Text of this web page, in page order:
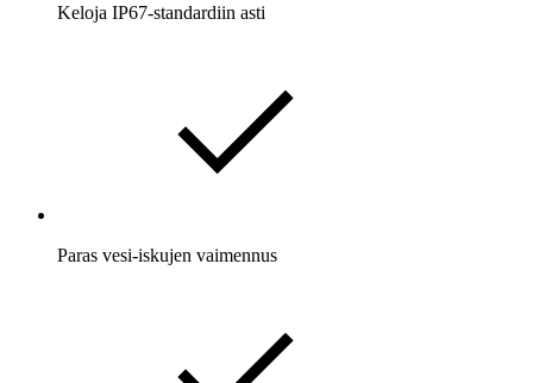
Keloja IP67-standardiin asti
Paras vesi-iskujen vaimennus